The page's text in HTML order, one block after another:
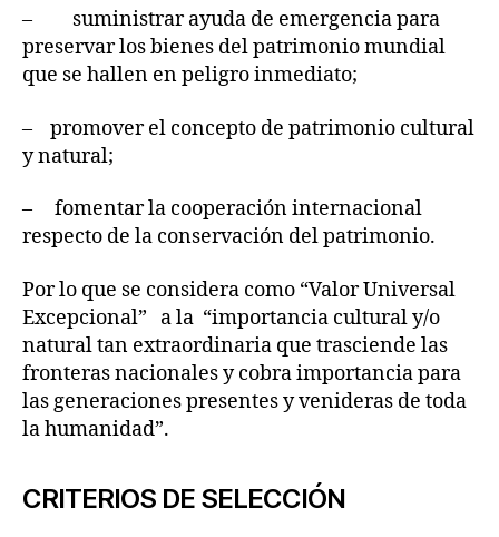
– suministrar ayuda de emergencia para
preservar los bienes del patrimonio mundial
que se hallen en peligro inmediato;
– promover el concepto de patrimonio cultural
y natural;
– fomentar la cooperación internacional
respecto de la conservación del patrimonio.
Por lo que se considera como “Valor Universal
Excepcional” a la “importancia cultural y/o
natural tan extraordinaria que trasciende las
fronteras nacionales y cobra importancia para
las generaciones presentes y venideras de toda
la humanidad”.
CRITERIOS DE SELECCIÓN